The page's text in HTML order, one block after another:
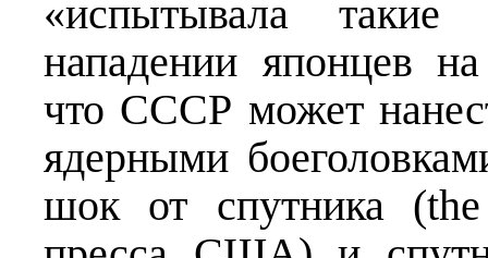
«испытывала
нападении японцев
что СССР может
ядерными
шок от спутника